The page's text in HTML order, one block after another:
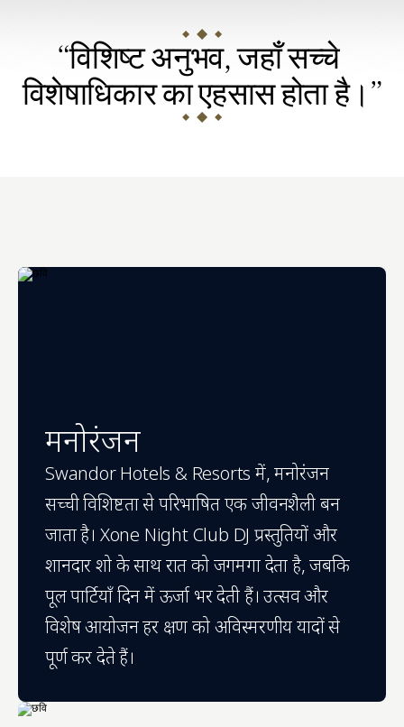
“विशिष्ट अनुभव, जहाँ सच्चे
विशेषाधिकार का एहसास होता है।”
मनोरंजन
Swandor Hotels & Resorts में, मनोरंजन
सच्ची विशिष्टता से परिभाषित एक जीवनशैली बन
जाता है। Xone Night Club DJ प्रस्तुतियों और
शानदार शो के साथ रात को जगमगा देता है, जबकि
पूल पार्टियाँ दिन में ऊर्जा भर देती हैं। उत्सव और
विशेष आयोजन हर क्षण को अविस्मरणीय यादों से
पूर्ण कर देते हैं।